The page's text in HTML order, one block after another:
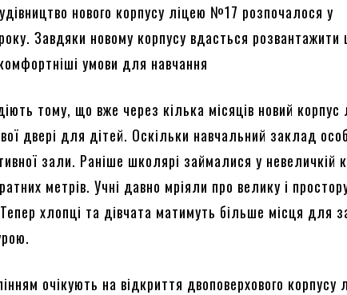
нового корпусу ліцею №17 розпочалося у
Завдяки новому корпусу вдасться розвантажити
умови для навчання
тому, що вже через кілька місяців новий корпус
двері для дітей. Оскільки навчальний заклад
зали. Раніше школярі займалися у невеличкій
метрів. Учні давно мріяли про велику і
хлопці та дівчата матимуть більше місця для
очікують на відкриття двоповерхового корпусу